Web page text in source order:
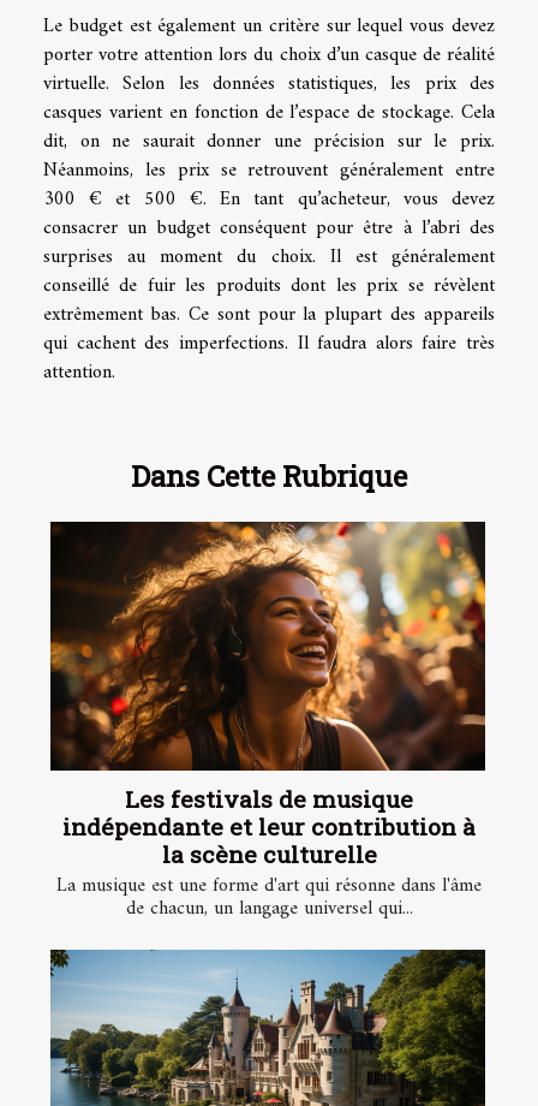
Le budget est également un critère sur lequel vous devez
porter votre attention lors du choix d’un casque de réalité
virtuelle. Selon les données statistiques, les prix des
casques varient en fonction de l’espace de stockage. Cela
dit, on ne saurait donner une précision sur le prix.
Néanmoins, les prix se retrouvent généralement entre
300 € et 500 €. En tant qu’acheteur, vous devez
consacrer un budget conséquent pour être à l’abri des
surprises au moment du choix. Il est généralement
conseillé de fuir les produits dont les prix se révèlent
extrêmement bas. Ce sont pour la plupart des appareils
qui cachent des imperfections. Il faudra alors faire très
attention.
Dans Cette Rubrique
Les festivals de musique
indépendante et leur contribution à
la scène culturelle
La musique est une forme d'art qui résonne dans l'âme
de chacun, un langage universel qui...